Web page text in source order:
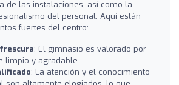
de las instalaciones, así como la
del personal. Aquí están
fuertes del centro:
: El gimnasio es valorado por
limpio y agradable.
: La atención y el conocimiento